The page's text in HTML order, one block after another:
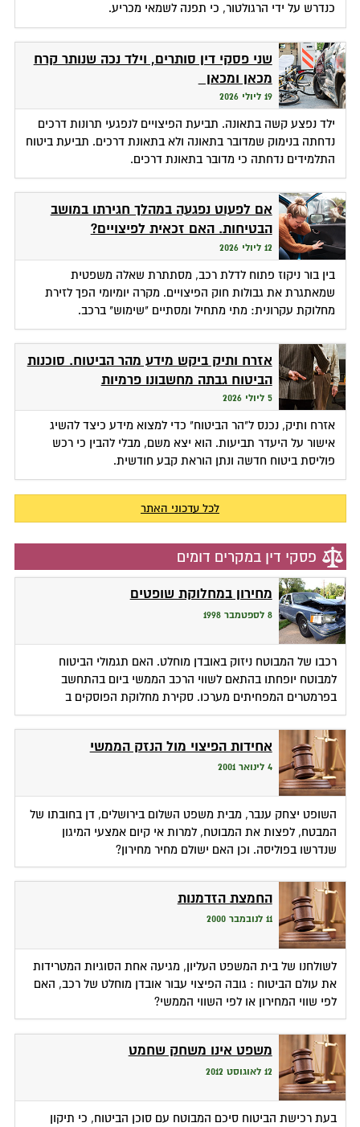
כנדרש על ידי הרגולטור, כי תפנה לשמאי מכריע.
שני פסקי דין סותרים, וילד נכה שנותר קרח
מכאן ומכאן
19 ליולי 2026
ילד נפצע קשה בתאונה. תביעת הפיצויים לנפגעי תרונות דרכים
נדחתה בנימוק שמדובר בתאונה ולא בתאונת דרכים. תביעת ביטוח
התלמידים נדחתה כי מדובר בתאונת דרכים.
אם לפעוט נפגעה במהלך חגירתו במושב
הבטיחות. האם זכאית לפיצויים?
12 ליולי 2026
בין בור ניקוז פתוח לדלת רכב, מסתתרת שאלה משפטית
שמאתגרת את גבולות חוק הפיצויים. מקרה יומיומי הפך לזירת
מחלוקת עקרונית: מתי מתחיל ומסתיים "שימוש" ברכב.
אזרח ותיק ביקש מידע מהר הביטוח. סוכנות
הביטוח גבתה מחשבונו פרמיות
5 ליולי 2026
אזרח ותיק, נכנס ל"הר הביטוח" כדי למצוא מידע כיצד להשיג
אישור על היעדר תביעות. הוא יצא משם, מבלי להבין כי רכש
פוליסת ביטוח חדשה ונתן הוראת קבע חודשית.
לכל עדכוני האתר
פסקי דין במקרים דומים
מחירון במחלוקת שופטים
8 לספטמבר 1998
רכבו של המבוטח ניזוק באובדן מוחלט. האם תגמולי הביטוח
למבוטח יופחתו בהתאם לשווי הרכב הממשי ביום בהתחשב
בפרמטרים המפחיתים מערכו. סקירת מחלוקת הפוסקים ב
אחידות הפיצוי מול הנזק הממשי
4 לינואר 2001
השופט יצחק ענבר, מבית משפט השלום בירושלים, דן בחובתו של
המבטח, לפצות את המבוטח, למרות אי קיום אמצעי המיגון
שנדרשו בפוליסה. וכן האם ישולם מחיר מחירון?
החמצת הזדמנות
11 לנובמבר 2000
לשולחנו של בית המשפט העליון, מגיעה אחת הסוגיות המטרידות
את עולם הביטוח : גובה הפיצוי עבור אובדן מוחלט של רכב, האם
לפי שווי המחירון או לפי השווי הממשי?
משפט אינו משחק שחמט
12 לאוגוסט 2012
בעת רכישת הביטוח סיכם המבוטח עם סוכן הביטוח, כי תיקון